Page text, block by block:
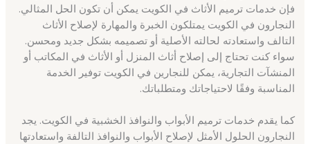
فإن خدمات ترميم الأثاث في الكويت يمكن أن تكون الحل المثالي.
النجارون في الكويت يمتلكون الخبرة والمهارة لإصلاح الأثاث
التالف واستعادته لحالته الأصلية أو تصميمه بشكل جديد ومحسن.
سواء كنت تحتاج إلى إصلاح أثاث المنزل أو الأثاث في المكاتب أو
المنشآت التجارية، يمكن للنجارين في الكويت توفير الخدمة
المناسبة وفقًا لاحتياجاتك ومتطلباتك.
كما يقدم خدمات ترميم الأبواب والنوافذ الخشبية في الكويت. يجد
النجارون الحلول الأمثل لإصلاح الأبواب والنوافذ التالفة واستعادتها